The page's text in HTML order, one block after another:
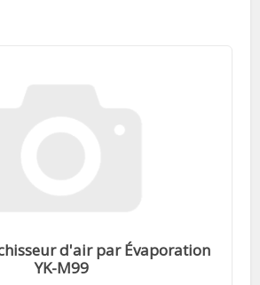
d'air par Évaporation
YK-M99